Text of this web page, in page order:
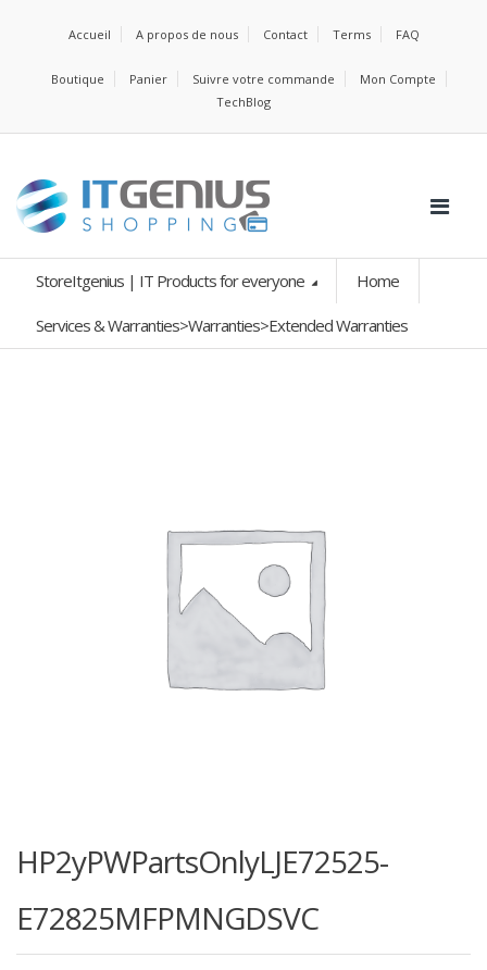
Accueil A propos de nous Contact Terms FAQ
Boutique Panier Suivre votre commande
Mon Compte
TechBlog
StoreItgenius | IT Products for everyone Home
Services & Warranties>Warranties>Extended Warranties
HP2yPWPartsOnlyLJE72525-
E72825MFPMNGDSVC